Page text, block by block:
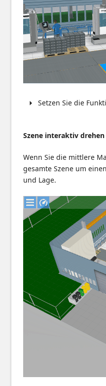
Setzen Sie die
Szene interaktiv drehen
Wenn Sie die mittlere
gesamte Szene um
und Lage.